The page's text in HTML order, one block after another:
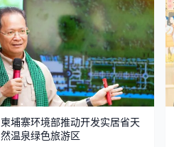
柬埔寨环境部推动开发实居省天
然温泉绿色旅游区